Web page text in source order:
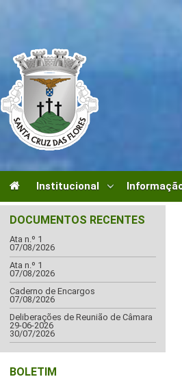
Institucional
DOCUMENTOS RECENTES
Ata n.º 1
07/08/2026
Ata n.º 1
07/08/2026
Caderno de Encargos
07/08/2026
Deliberações de Reunião de Câmara
29-06-2026
30/07/2026
BOLETIM